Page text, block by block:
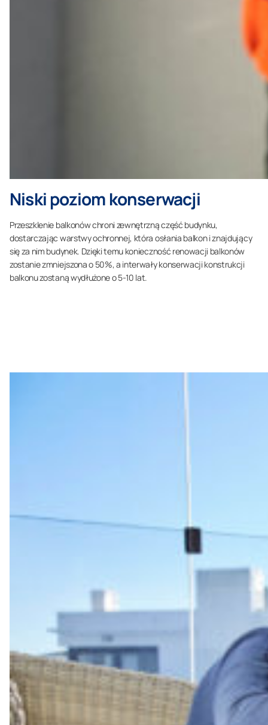
Niski poziom konserwacji
Przeszklenie balkonów chroni zewnętrzną część budynku,
dostarczając warstwy ochronnej, która osłania balkon i znajdujący
się za nim budynek. Dzięki temu konieczność renowacji balkonów
zostanie zmniejszona o 50%, a interwały konserwacji konstrukcji
balkonu zostaną wydłużone o 5-10 lat.